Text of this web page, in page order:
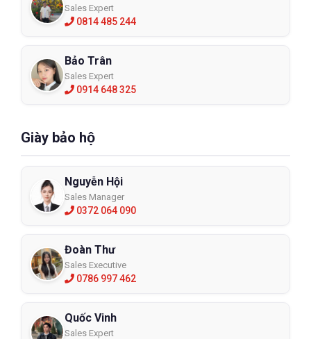
Sales Expert
0814 485 244
Bảo Trân
Sales Expert
0914 648 325
Giày bảo hộ
Nguyễn Hội
Sales Manager
0372 064 090
Đoàn Thư
Sales Executive
0786 997 462
Quốc Vinh
Sales Expert